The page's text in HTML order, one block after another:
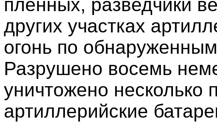
пленных, разведчики
других участках
огонь по
Разрушено восемь
уничтожено несколько
артиллерийские